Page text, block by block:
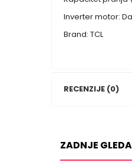
Inverter motor: Da
Brand: TCL
RECENZIJE (0)
ZADNJE